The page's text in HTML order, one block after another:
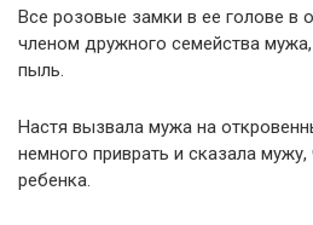
Все розовые замки в ее голове в
членом дружного семейства мужа,
пыль.
Настя вызвала мужа на
немного приврать и сказала
ребенка.